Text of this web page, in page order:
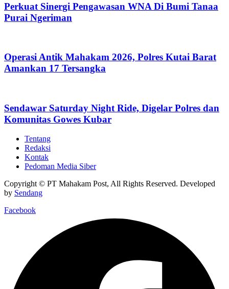
Perkuat Sinergi Pengawasan WNA Di Bumi Tanaa
Purai Ngeriman
Operasi Antik Mahakam 2026, Polres Kutai Barat
Amankan 17 Tersangka
Sendawar Saturday Night Ride, Digelar Polres dan
Komunitas Gowes Kubar
Tentang
Redaksi
Kontak
Pedoman Media Siber
Copyright © PT Mahakam Post, All Rights Reserved. Developed
by Sendang
Facebook